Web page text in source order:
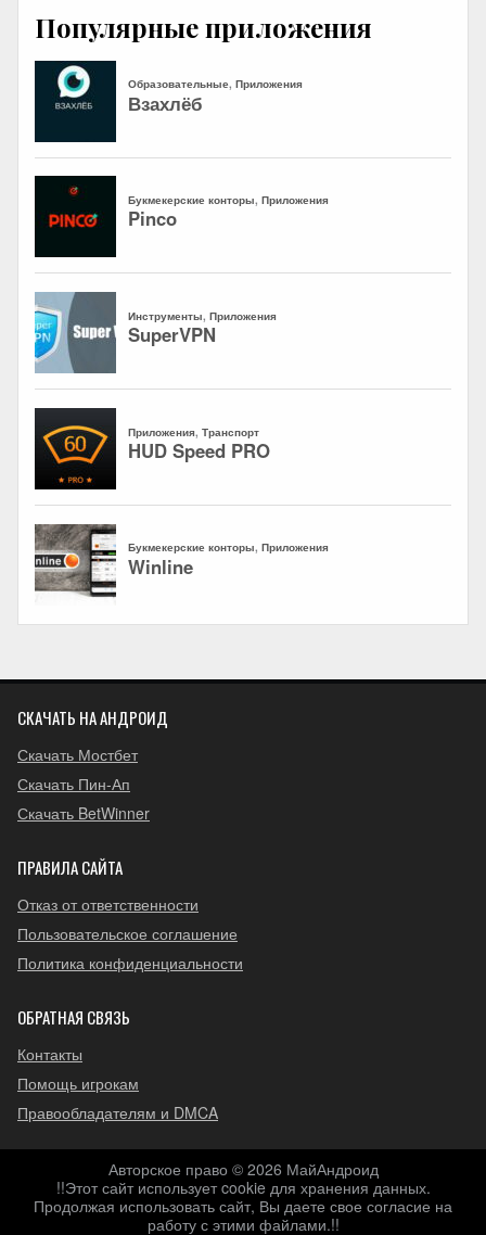
Популярные приложения
СКАЧАТЬ НА АНДРОИД
Скачать Мостбет
Скачать Пин-Ап
Скачать BetWinner
ПРАВИЛА САЙТА
Отказ от ответственности
Пользовательское соглашение
Политика конфиденциальности
ОБРАТНАЯ СВЯЗЬ
Контакты
Помощь игрокам
Правообладателям и DMCA
Авторское право © 2026 МайАндроид
!!Этот сайт использует cookie для хранения данных.
Продолжая использовать сайт, Вы даете свое согласие на
работу с этими файлами.!!